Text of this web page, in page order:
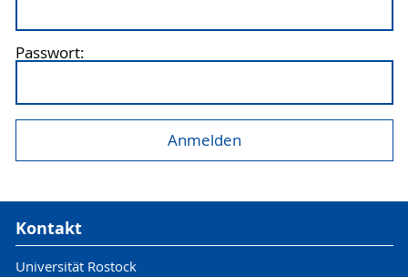
Passwort:
Kontakt
Universität Rostock